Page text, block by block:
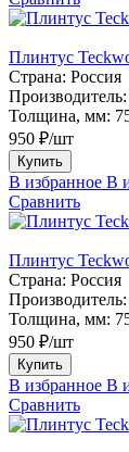
Плинтус
Страна: Россия
Производитель:
Толщина, мм:
950 ₽/шт
Купить
В избранное В
Сравнить
Плинтус
Страна: Россия
Производитель:
Толщина, мм:
950 ₽/шт
Купить
В избранное В
Сравнить